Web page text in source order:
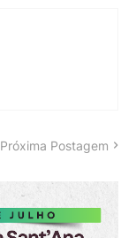
Próxima Postagem